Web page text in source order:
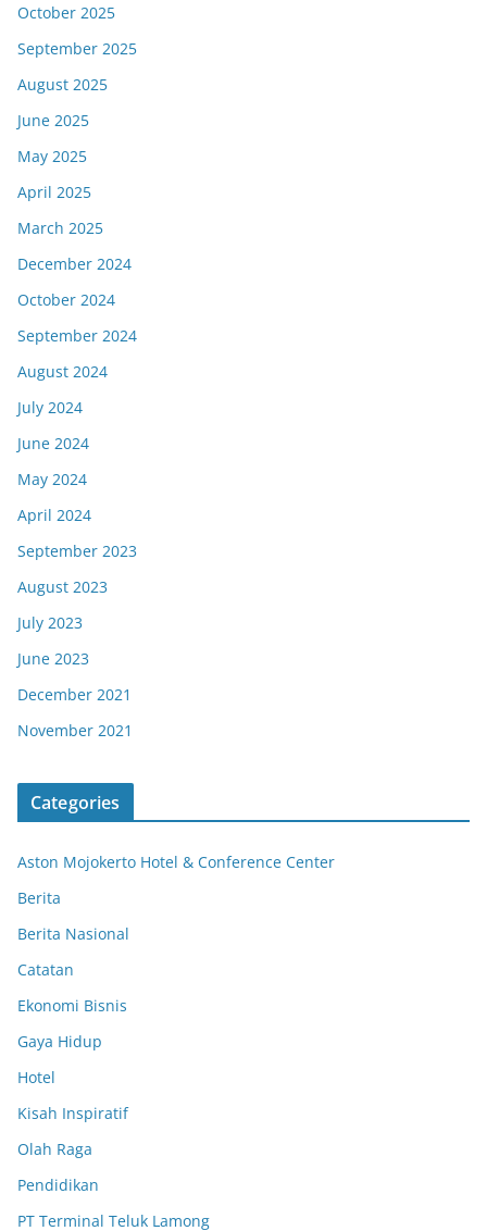
October 2025
September 2025
August 2025
June 2025
May 2025
April 2025
March 2025
December 2024
October 2024
September 2024
August 2024
July 2024
June 2024
May 2024
April 2024
September 2023
August 2023
July 2023
June 2023
December 2021
November 2021
Categories
Aston Mojokerto Hotel & Conference Center
Berita
Berita Nasional
Catatan
Ekonomi Bisnis
Gaya Hidup
Hotel
Kisah Inspiratif
Olah Raga
Pendidikan
PT Terminal Teluk Lamong